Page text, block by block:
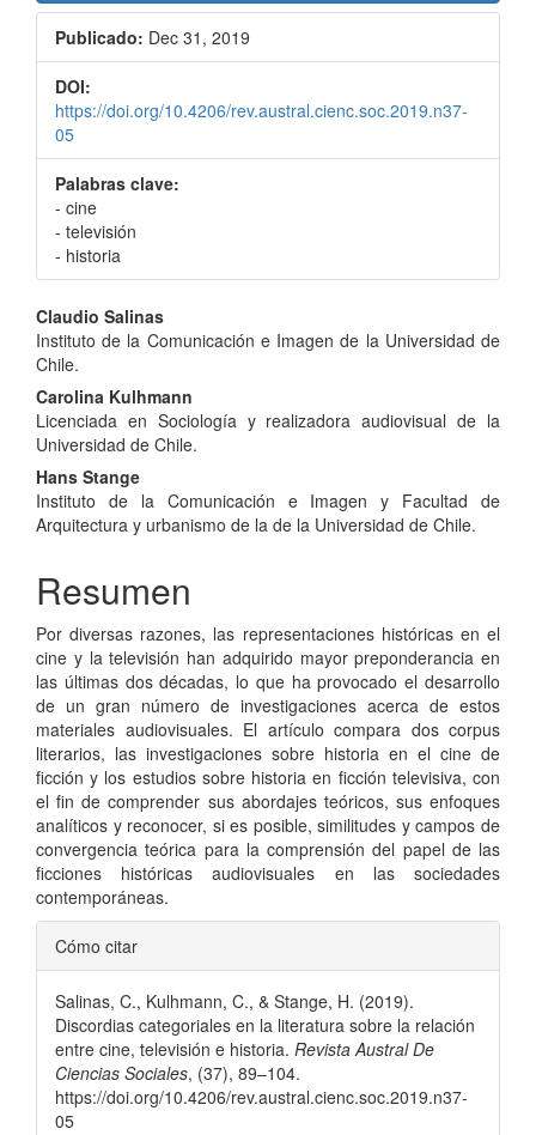
Publicado: Dec 31, 2019
DOI:
https://doi.org/10.4206/rev.austral.cienc.soc.2019.n37-
05
Palabras clave:
- cine
- televisión
- historia
Contenido
principal
del
artículo
Claudio Salinas
Instituto de la Comunicación e Imagen de la Universidad de
Chile.
Carolina Kulhmann
Licenciada en Sociología y realizadora audiovisual de la
Universidad de Chile.
Hans Stange
Instituto de la Comunicación e Imagen y Facultad de
Arquitectura y urbanismo de la de la Universidad de Chile.
Resumen
Por diversas razones, las representaciones históricas en el
cine y la televisión han adquirido mayor preponderancia en
las últimas dos décadas, lo que ha provocado el desarrollo
de un gran número de investigaciones acerca de estos
materiales audiovisuales. El artículo compara dos corpus
literarios, las investigaciones sobre historia en el cine de
ficción y los estudios sobre historia en ficción televisiva, con
el fin de comprender sus abordajes teóricos, sus enfoques
analíticos y reconocer, si es posible, similitudes y campos de
convergencia teórica para la comprensión del papel de las
ficciones históricas audiovisuales en las sociedades
contemporáneas.
Detalles
del
artículo
Cómo citar
Salinas, C., Kulhmann, C., & Stange, H. (2019).
Discordias categoriales en la literatura sobre la relación
entre cine, televisión e historia. Revista Austral De
Ciencias Sociales, (37), 89–104.
https://doi.org/10.4206/rev.austral.cienc.soc.2019.n37-
05